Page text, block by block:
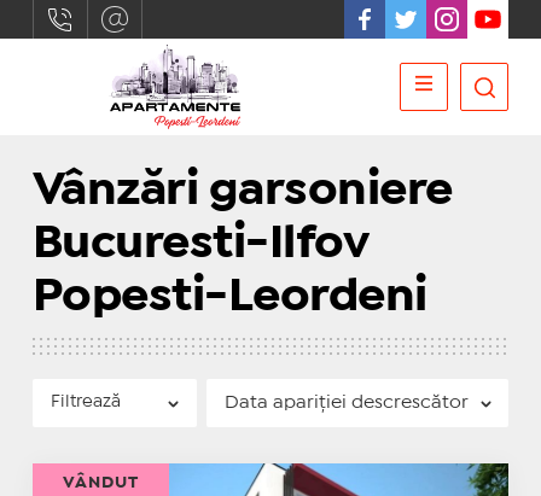
Vânzări garsoniere
Bucuresti-Ilfov
Popesti-Leordeni
Filtrează
VÂNDUT